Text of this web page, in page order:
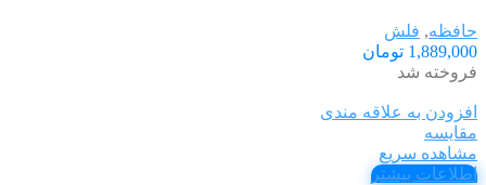
حافظه, فلش
1,889,000 تومان
فروخته شد
افزودن به علاقه مندی
مقایسه
مشاهده سریع
اطلاعات بیشتر